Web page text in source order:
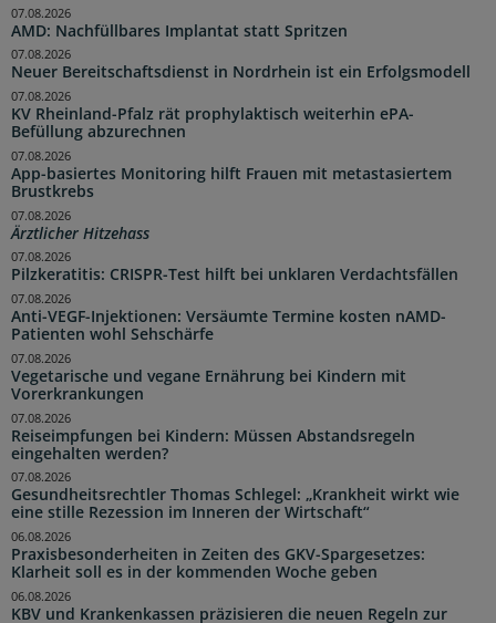
AMD: Nachfüllbares Implantat statt Spritzen
07.08.2026
Neuer Bereitschaftsdienst in Nordrhein ist ein Erfolgsmodell
07.08.2026
KV Rheinland-Pfalz rät prophylaktisch weiterhin ePA-
Befüllung abzurechnen
07.08.2026
App-basiertes Monitoring hilft Frauen mit metastasiertem
Brustkrebs
07.08.2026
Ärztlicher Hitzehass
07.08.2026
Pilzkeratitis: CRISPR-Test hilft bei unklaren Verdachtsfällen
07.08.2026
Anti-VEGF-Injektionen: Versäumte Termine kosten nAMD-
Patienten wohl Sehschärfe
07.08.2026
Vegetarische und vegane Ernährung bei Kindern mit
Vorerkrankungen
07.08.2026
Reiseimpfungen bei Kindern: Müssen Abstandsregeln
eingehalten werden?
07.08.2026
Gesundheitsrechtler Thomas Schlegel: „Krankheit wirkt wie
eine stille Rezession im Inneren der Wirtschaft“
07.08.2026
Praxisbesonderheiten in Zeiten des GKV-Spargesetzes:
Klarheit soll es in der kommenden Woche geben
06.08.2026
KBV und Krankenkassen präzisieren die neuen Regeln zur
06.08.2026